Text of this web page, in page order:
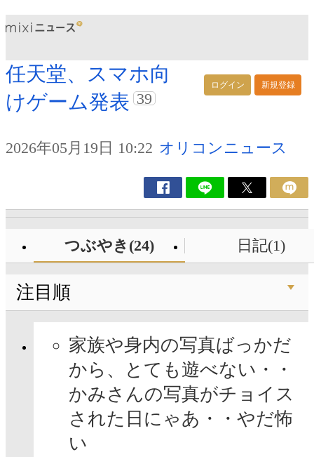
ログイン 新規登録
任天堂、スマホ向
けゲーム発表 39
2026年05月19日 10:22 オリコンニュース
つぶやき(24) 日記(1)
注目順
家族や身内の写真ばっかだ
から、とても遊べない・・
かみさんの写真がチョイス
された日にゃあ・・やだ怖
い